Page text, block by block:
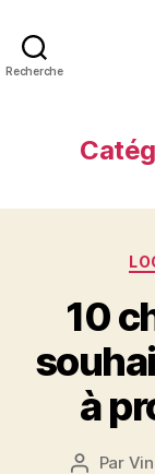
Recherche
10
à
Auteur
Par